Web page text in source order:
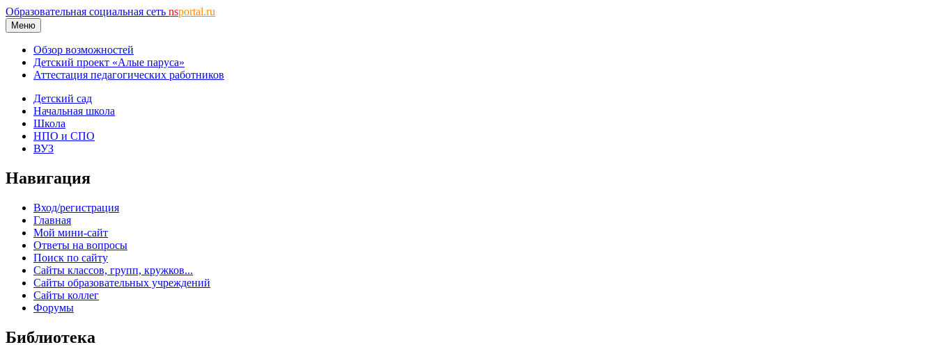
Образовательная социальная сеть nsportal.ru
Меню
Обзор возможностей
Детский проект «Алые паруса»
Аттестация педагогических работников
Детский сад
Начальная школа
Школа
НПО и СПО
ВУЗ
Навигация
Вход/регистрация
Главная
Мой мини-сайт
Ответы на вопросы
Поиск по сайту
Сайты классов, групп, кружков...
Сайты образовательных учреждений
Сайты коллег
Форумы
Библиотека